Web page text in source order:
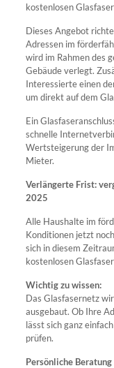
kostenlosen
Dieses Angebot
Adressen im
wird im Rahmen des
Gebäude verlegt.
Interessierte einen
um direkt auf dem
Ein
schnelle
Wertsteigerung der
Mieter.
Verlängerte Frist:
2025
Alle Haushalte im
Konditionen jetzt
sich in diesem
kostenlosen
Wichtig zu wissen:
Das Glasfasernetz
ausgebaut. Ob Ihre
lässt sich ganz
prüfen.
Persönliche Beratung